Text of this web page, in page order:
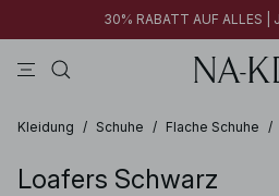
30% RABATT AUF ALLES |
Kleidung / Schuhe / Flache Schuhe /
Loafers Schwarz